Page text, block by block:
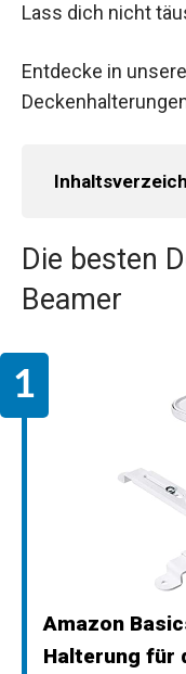
Lass dich nicht
Entdecke in
Die besten
Beamer
Amazon
Halterung für